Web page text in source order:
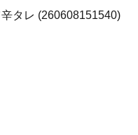
タレ (260608151540)